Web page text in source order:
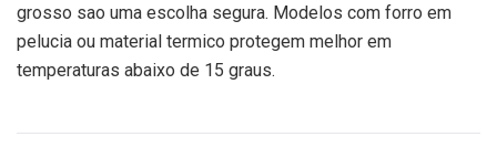
grosso sao uma escolha segura. Modelos com forro em
pelucia ou material termico protegem melhor em
temperaturas abaixo de 15 graus.